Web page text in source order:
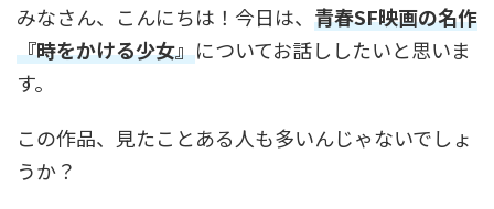
みなさん、こんにちは！今日は、 青春SF映画の名作
『時をかける少女』についてお話ししたいと思いま
す。
この作品、見たことある人も多いんじゃないでしょ
うか？